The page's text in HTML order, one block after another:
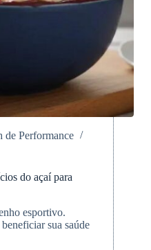
de Performance
do açaí para
esportivo.
sua saúde